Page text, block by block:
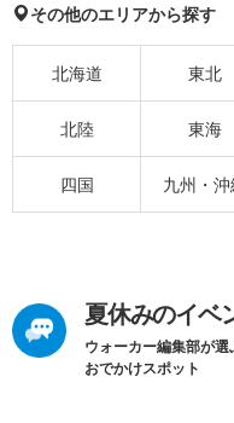
その他のエリアから探す
北海道 東北
北陸 東海
四国 九州・沖
夏休みのイベ
ウォーカー編集部が
おでかけスポット